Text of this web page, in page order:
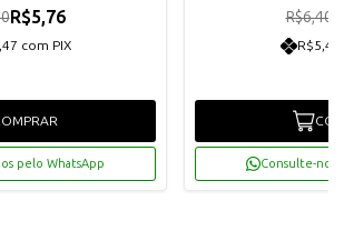
R$5,76
com PIX
pelo WhatsApp
R$6,40
R$5,47
Consulte-nos